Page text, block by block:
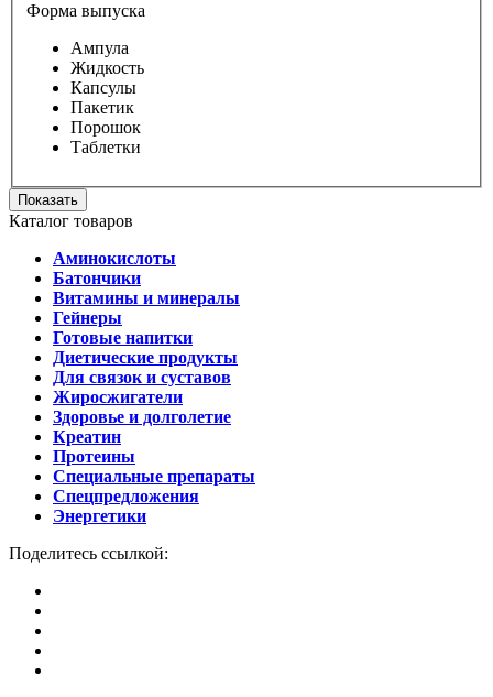
Форма выпуска
Ампула
Жидкость
Капсулы
Пакетик
Порошок
Таблетки
Показать
Каталог товаров
Аминокислоты
Батончики
Витамины и минералы
Гейнеры
Готовые напитки
Диетические продукты
Для связок и суставов
Жиросжигатели
Здоровье и долголетие
Креатин
Протеины
Специальные препараты
Спецпредложения
Энергетики
Поделитесь ссылкой: